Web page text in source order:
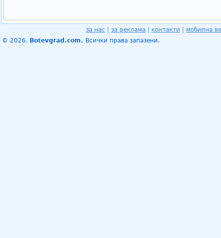
за нас за реклама контакти
мобилна
© 2026. Botevgrad.com. Всички права запазени.